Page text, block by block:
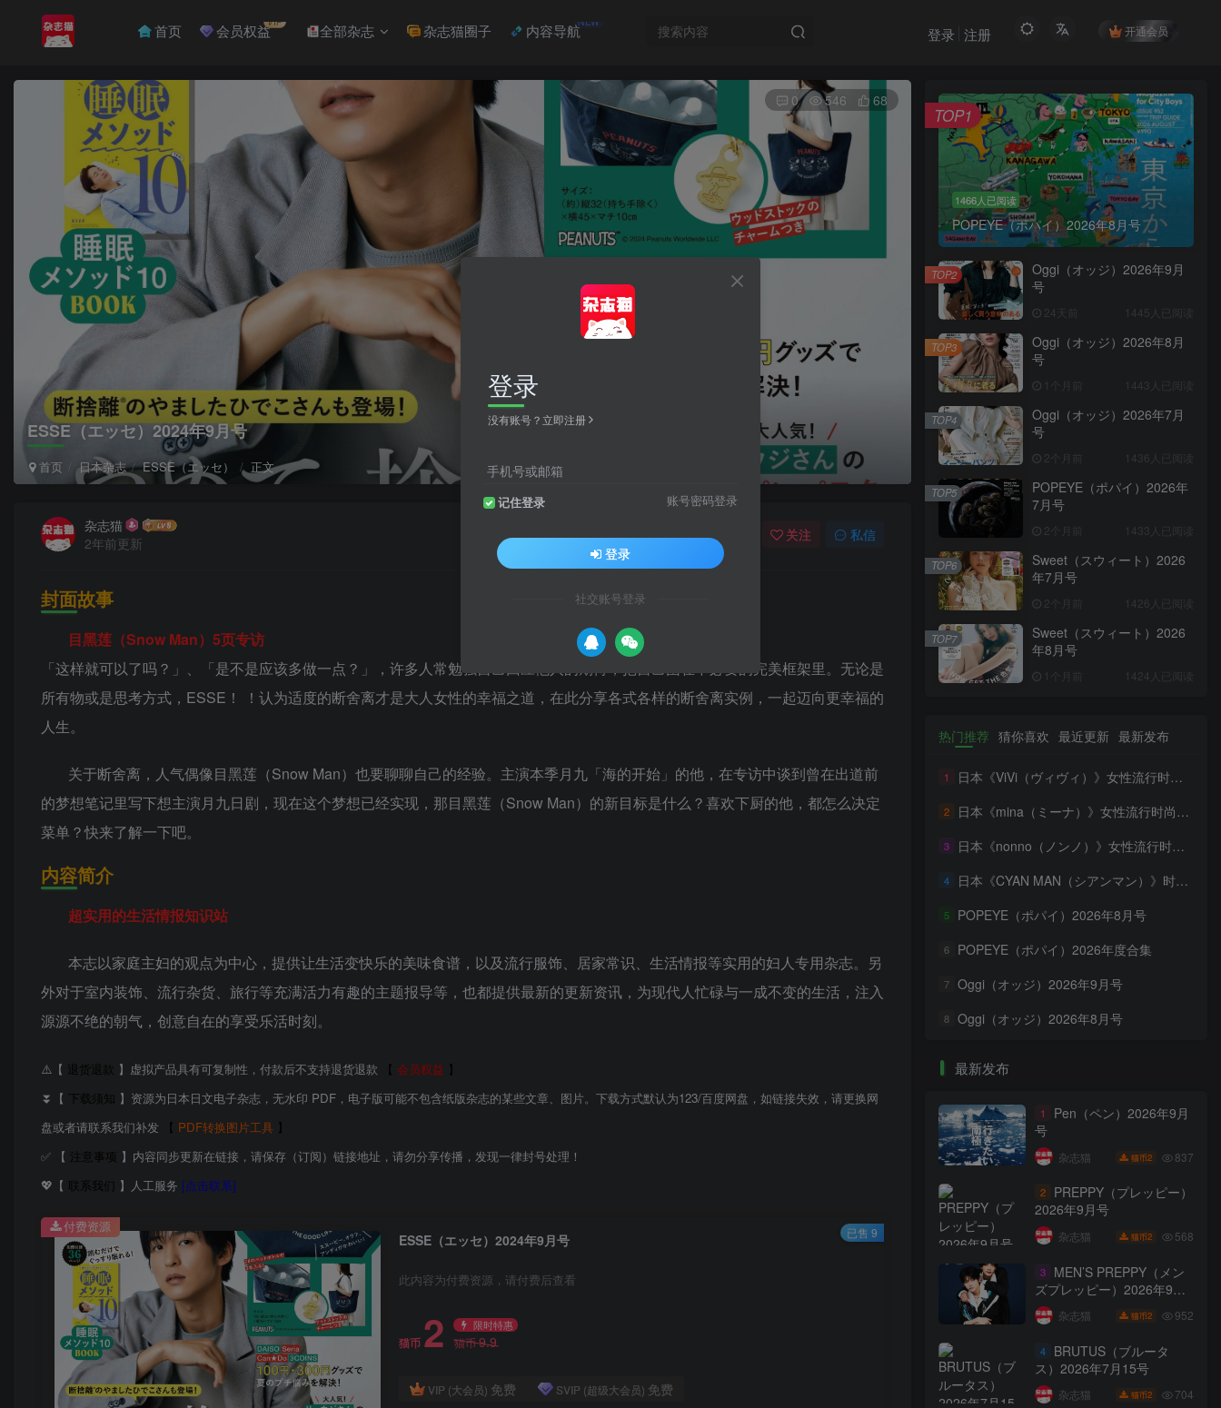
首页 会员权益VIP 全部杂志 杂志猫圈子 内容导航NEW
开通会员
登录 注册
ESSE（エッセ）2024年9月号
首页 日本杂志 ESSE（エッセ） 正文
0 546 68
杂志猫
2年前更新
关注 私信
封面故事
目黑莲（Snow Man）5页专访
「这样就可以了吗？」、「是不是应该多做一点？」，许多人常勉强自己回应他人的期待，把自己困在不必要的完美框架里。无论是
所有物或是思考方式，ESSE！ ！认为适度的断舍离才是大人女性的幸福之道，在此分享各式各样的断舍离实例，一起迈向更幸福的
人生。
关于断舍离，人气偶像目黑莲（Snow Man）也要聊聊自己的经验。主演本季月九「海的开始」的他，在专访中谈到曾在出道前
的梦想笔记里写下想主演月九日剧，现在这个梦想已经实现，那目黑莲（Snow Man）的新目标是什么？喜欢下厨的他，都怎么决定
菜单？快来了解一下吧。
内容简介
超实用的生活情报知识站
本志以家庭主妇的观点为中心，提供让生活变快乐的美味食谱，以及流行服饰、居家常识、生活情报等实用的妇人专用杂志。另
外对于室内装饰、流行杂货、旅行等充满活力有趣的主题报导等，也都提供最新的更新资讯，为现代人忙碌与一成不变的生活，注入
源源不绝的朝气，创意自在的享受乐活时刻。
⚠️【 退货退款 】虚拟产品具有可复制性，付款后不支持退货退款 【 会员权益 】
⏬【
下载须知
】资源为日本日文电子杂志，无水印 PDF，电子版可能不包含纸版杂志的某些文章、图片。下载方式默认为123/百度网盘，如链接失效，请更换网
盘或者请联系我们补发
【 PDF转换图片工具 】
✅ 【 注意事项 】内容同步更新在链接，请保存（订阅）链接地址，请勿分享传播，发现一律封号处理！
💖【 联系我们 】人工服务 [点击联系]
ESSE（エッセ）2024年9月号
此内容为付费资源，请付费后查看
猫币 2 限时特惠
猫币9.9
VIP (大会员) 免费 SVIP (超级大会员) 免费
付费资源 已售 9
1466人已阅读
POPEYE（ポパイ）2026年8月号
TOP1
Oggi（オッジ）2026年9月
号
24天前 1445人已阅读
TOP2
Oggi（オッジ）2026年8月
号
1个月前 1443人已阅读
TOP3
Oggi（オッジ）2026年7月
号
2个月前 1436人已阅读
TOP4
POPEYE（ポパイ）2026年
7月号
2个月前 1433人已阅读
TOP5
Sweet（スウィート）2026
年7月号
2个月前 1426人已阅读
TOP6
Sweet（スウィート）2026
年8月号
1个月前 1424人已阅读
TOP7
热门推荐 猜你喜欢 最近更新 最新发布
1 日本《ViVi（ヴィヴィ）》女性流行时尚杂志 PDF电子版【2026年·全年订阅】
2 日本《mina（ミーナ）》女性流行时尚杂志 PDF电子版【2026年·全年订阅】
3 日本《nonno（ノンノ）》女性流行时尚资讯杂志 PDF电子版【2026年·全年订阅】
4 日本《CYAN MAN（シアンマン）》时髦发妆服饰流行杂志 PDF电子版【2026年·全年订阅】
5 POPEYE（ポパイ）2026年8月号
6 POPEYE（ポパイ）2026年度合集
7 Oggi（オッジ）2026年9月号
8 Oggi（オッジ）2026年8月号
最新发布
1
Pen（ペン）2026年9月
号
杂志猫 猫币2 837
2
PREPPY（プレッピー）
2026年9月号
杂志猫 猫币2 568
3
MEN’S PREPPY（メン
ズプレッピー）2026年9月
号
杂志猫 猫币2 952
4
BRUTUS（ブルータ
ス）2026年7月15号
杂志猫 猫币2 704
登录
没有账号？立即注册
手机号或邮箱
记住登录 账号密码登录
登录
社交账号登录